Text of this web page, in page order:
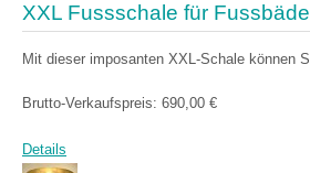
XXL Fussschale für
Mit dieser imposanten XXL-Schale können
Brutto-Verkaufspreis: 690,00 €
Details